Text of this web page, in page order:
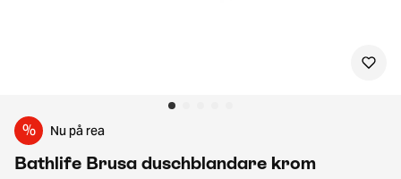
% Nu på rea
Bathlife Brusa duschblandare krom